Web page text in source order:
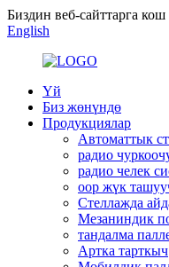
Биздин веб-сайттарга
English
Үй
Биз жөнүндө
Продукциялар
Автоматтык
радио
радио челек
оор жүк
Стеллажда
Мезаниндик
тандалма
Артка тарткыч